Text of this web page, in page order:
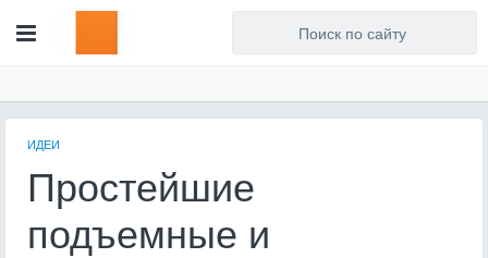
ИДЕИ
Простейшие
подъемные и
Для любых предложений по
сайту: artist71@cp9.ru